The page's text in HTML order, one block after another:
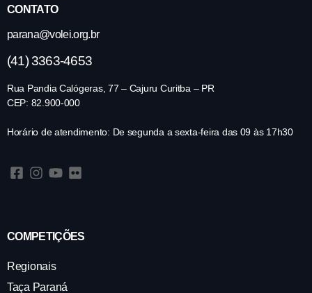
CONTATO
parana@volei.org.br
(41) 3363-4653
Rua Pandia Calógeras, 77 – Cajuru Curitba – PR
CEP: 82.900-000
Horário de atendimento: De segunda a sexta-feira das 09 às 17h30
COMPETIÇÕES
Regionais
Taça Paraná